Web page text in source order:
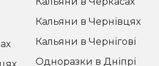
Кальяни в Чернівцях
Кальяни в Чернігові
Одноразки в Дніпрі